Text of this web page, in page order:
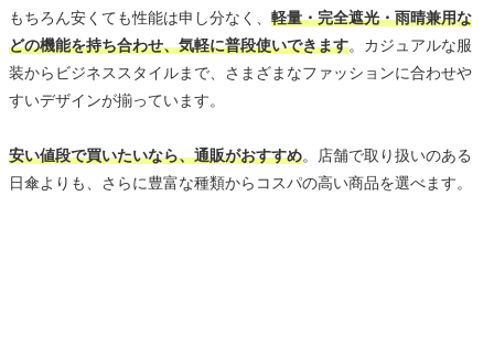
もちろん安くても性能は申し分なく、 軽量・完全遮光・雨晴兼用な
どの機能を持ち合わせ、気軽に普段使いできます。カジュアルな服
装からビジネススタイルまで、さまざまなファッションに合わせや
すいデザインが揃っています。
安い値段で買いたいなら、通販がおすすめ。店舗で取り扱いのある
日傘よりも、さらに豊富な種類からコスパの高い商品を選べます。